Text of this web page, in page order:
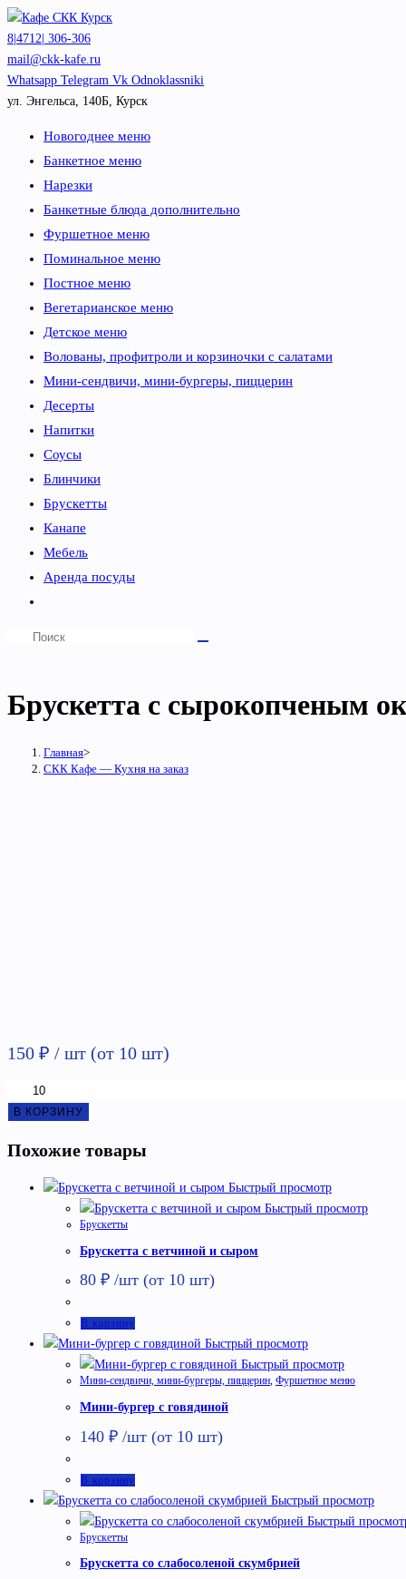
Перейти
к
содержимому
8|4712| 306-306
mail@ckk-kafe.ru
Whatsapp Telegram Vk Odnoklassniki
ул. Энгельса, 140Б, Курск
Новогоднее меню
Банкетное меню
Нарезки
Банкетные блюда дополнительно
Фуршетное меню
Поминальное меню
Постное меню
Вегетарианское меню
Детское меню
Волованы, профитроли и корзиночки с салатами
Мини-сендвичи, мини-бургеры, пиццерин
Десерты
Напитки
Соусы
Блинчики
Брускетты
Канапе
Мебель
Аренда посуды
сайту
Брускетта с сырокопченым
Главная>
СКК Кафе — Кухня на заказ
150 ₽ / шт (от 10 шт)
Количество
товара
с
окороком
В КОРЗИНУ
Похожие товары
Быстрый просмотр
Быстрый просмотр
Брускетты
Брускетта с ветчиной и сыром
80 ₽ /шт (от 10 шт)
В корзину
Быстрый просмотр
Быстрый просмотр
Мини-сендвичи, мини-бургеры, пиццерин, Фуршетное меню
Мини-бургер с говядиной
140 ₽ /шт (от 10 шт)
В корзину
Быстрый просмотр
Быстрый
Брускетты
Брускетта со слабосоленой скумбрией